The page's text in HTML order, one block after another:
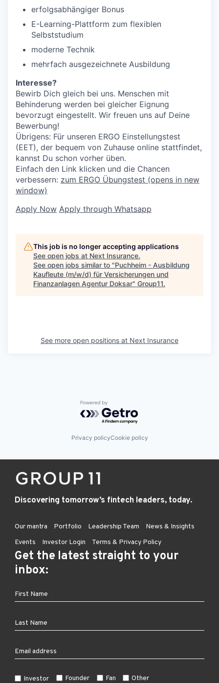
erfolgsabhängiger Bonus
E-Learning-Plattform zum flexiblen
Selbststudium
moderne Technik
mehrfach ausgezeichnete Ausbildung
Interesse?
Bewirb Dich gleich bei uns. Menschen mit
Behinderung werden bei gleicher Eignung
bevorzugt eingestellt. Wir freuen uns auf Deine
Bewerbung!
Übrigens: Für unseren ERGO Einstellungstest
(EET), der bequem von Zuhause online stattfindet,
kannst Du schon vorher üben.
Einfach den Link klicken und die Chancen
verbessern: zum ERGO Übungstest (opens in new
window)
Apply Now Apply through Whatsapp
This job is no longer accepting applications
See open jobs at Next Insurance.
See open jobs similar to "Puchheim - Ausbildung
Kaufleute (m/w/d) für Versicherungen und
Finanzanlagen Agentur Doksar" Group11.
See more open positions at Next Insurance
Powered by Getro.com
Privacy policyCookie policy
Discovering tomorrow’s fintech leaders, today.
Our mantra Portfolio Leadership Team
News & Insights
Events
Investor Login Terms & Privacy Policy
Get the latest straight to your
inbox:
Investor Founder Fan Other